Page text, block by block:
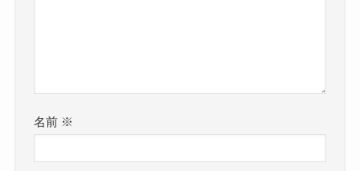
名前 ※